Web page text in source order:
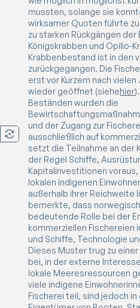
mussten, solange sie
wirksamer Quoten führte
zu starken Rückgängen der
Königskrabben und Opilio-
Krabbenbestand ist in den
zurückgegangen. Die
erst vor Kurzem nach
wieder geöffnet (siehehier
Beständen wurden die
und der Zugang zur
ausschließlich auf
setzt die Teilnahme an der
der Regel Schiffe,
Kapitalinvestitionen
lokalen indigenen
außerhalb ihrer Reichweite
bemerkte, dass
bedeutende Rolle bei der
kommerziellen Fischereien
und Schiffe, Technologie
Dieses Muster trug zu
bei, in der externe
lokale Meeresressourcen
viele indigene
Fischerei teil, sind jedoch in